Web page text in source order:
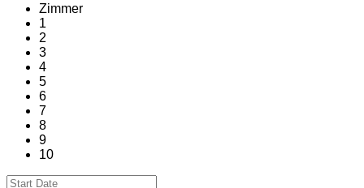
Zimmer
1
2
3
4
5
6
7
8
9
10